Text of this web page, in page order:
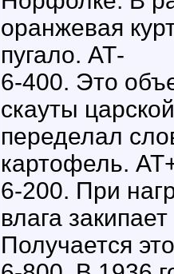
оранжевая
пугало. АТ-
6-400. Это
скауты
переделал
картофель.
6-200. При
влага
Получается